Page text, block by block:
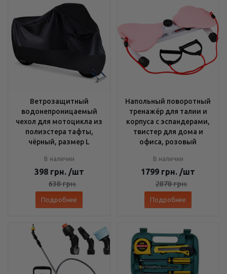
Ветрозащитный
водонепроницаемый
чехол для мотоцикла из
полиэстера тафты,
чёрный, размер L
В наличии
398 грн. /шт
638грн.
Подробнее
Напольный поворотный
тренажёр для талии и
корпуса с эспандерами,
твистер для дома и
офиса, розовый
В наличии
1799 грн. /шт
2878грн.
Подробнее